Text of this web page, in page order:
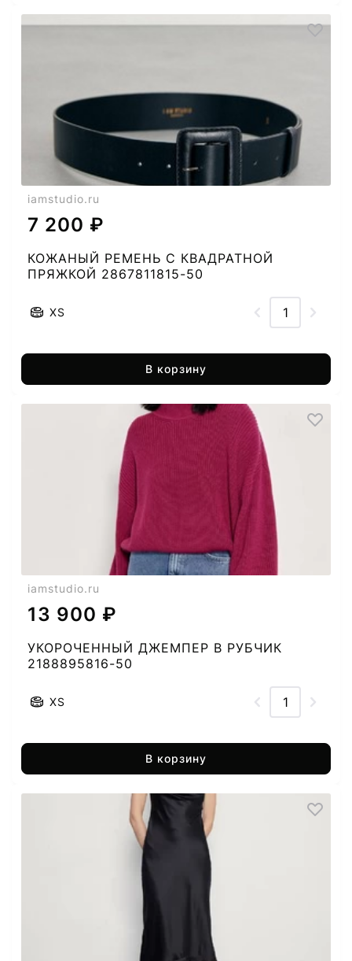
iamstudio.ru
7 200 ₽
КОЖАНЫЙ РЕМЕНЬ С КВАДРАТНОЙ
ПРЯЖКОЙ 2867811815-50
XS
В корзину
iamstudio.ru
13 900 ₽
УКОРОЧЕННЫЙ ДЖЕМПЕР В РУБЧИК
2188895816-50
XS
В корзину